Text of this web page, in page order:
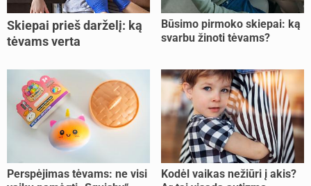
Skiepai prieš darželį: ką
tėvams verta
Būsimo pirmoko skiepai: ką
svarbu žinoti tėvams?
Perspėjimas tėvams: ne visi
Kodėl vaikas nežiūri į akis?